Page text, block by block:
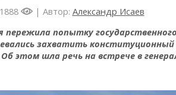
1888 | Автор: Александр Исаев
пережила попытку
захватить
этом шла речь на встрече в